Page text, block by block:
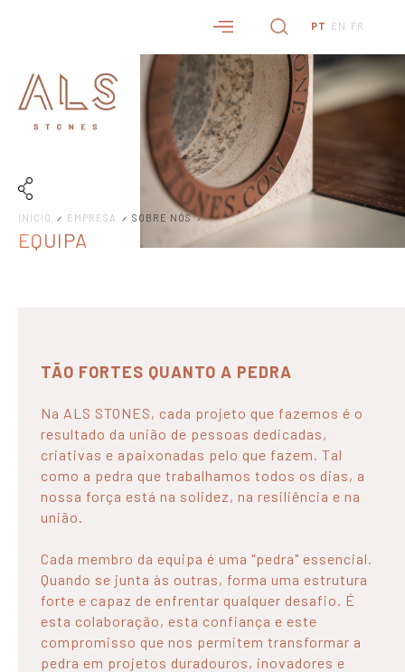
PT EN FR
INÍCIO EMPRESA SOBRE NÓS
EQUIPA
TÃO FORTES QUANTO A PEDRA
Na ALS STONES, cada projeto que fazemos é o
resultado da união de pessoas dedicadas,
criativas e apaixonadas pelo que fazem. Tal
como a pedra que trabalhamos todos os dias, a
nossa força está na solidez, na resiliência e na
união.
Cada membro da equipa é uma "pedra" essencial.
Quando se junta às outras, forma uma estrutura
forte e capaz de enfrentar qualquer desafio. É
esta colaboração, esta confiança e este
compromisso que nos permitem transformar a
pedra em projetos duradouros, inovadores e